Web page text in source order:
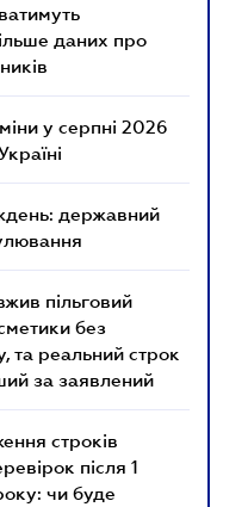
даних про
у серпні 2026
державний
пільговий
без
та реальний строк
за заявлений
строків
після 1
чи буде